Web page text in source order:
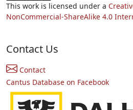
This work is licensed under a
NonCommercial-ShareAlike 4.0
Contact Us
Contact
Cantus Database on Facebook